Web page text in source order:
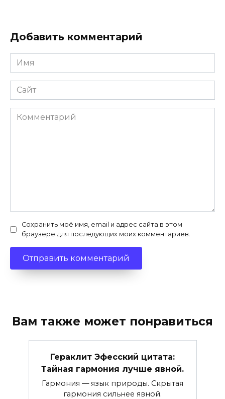
Добавить комментарий
Имя
*
Сайт
Комментарий
Сохранить моё имя, email и адрес сайта в этом
браузере для последующих моих комментариев.
Вам также может понравиться
Гераклит Эфесский цитата:
Тайная гармония лучше явной.
Гармония — язык природы. Скрытая
гармония сильнее явной.